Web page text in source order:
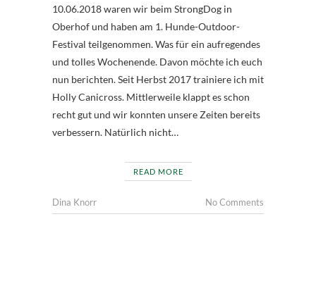
10.06.2018 waren wir beim StrongDog in
Oberhof und haben am 1. Hunde-Outdoor-
Festival teilgenommen. Was für ein aufregendes
und tolles Wochenende. Davon möchte ich euch
nun berichten. Seit Herbst 2017 trainiere ich mit
Holly Canicross. Mittlerweile klappt es schon
recht gut und wir konnten unsere Zeiten bereits
verbessern. Natürlich nicht…
READ MORE
Dina Knorr No Comments